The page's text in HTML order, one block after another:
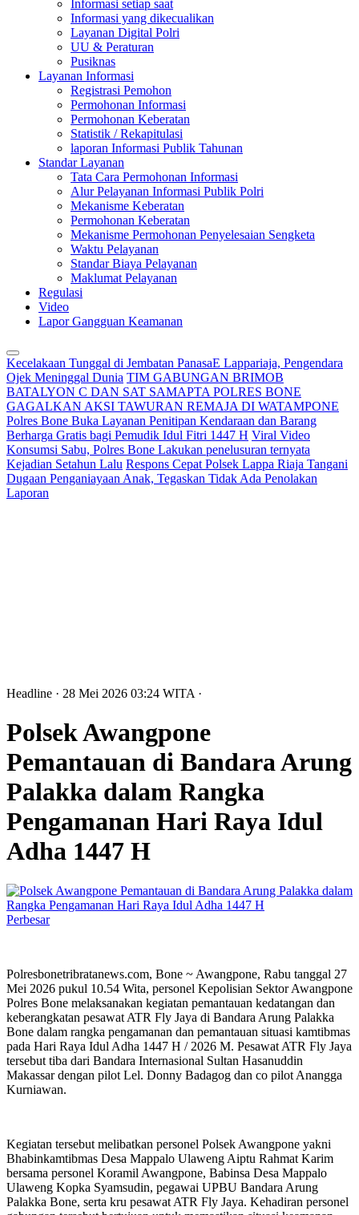
Informasi setiap saat
Informasi yang dikecualikan
Layanan Digital Polri
UU & Peraturan
Pusiknas
Layanan Informasi
Registrasi Pemohon
Permohonan Informasi
Permohonan Keberatan
Statistik / Rekapitulasi
laporan Informasi Publik Tahunan
Standar Layanan
Tata Cara Permohonan Informasi
Alur Pelayanan Informasi Publik Polri
Mekanisme Keberatan
Permohonan Keberatan
Mekanisme Permohonan Penyelesaian Sengketa
Waktu Pelayanan
Standar Biaya Pelayanan
Maklumat Pelayanan
Regulasi
Video
Lapor Gangguan Keamanan
Kecelakaan Tunggal di Jembatan PanasaE Lappariaja, Pengendara
Ojek Meninggal Dunia TIM GABUNGAN BRIMOB
BATALYON C DAN SAT SAMAPTA POLRES BONE
GAGALKAN AKSI TAWURAN REMAJA DI WATAMPONE
Polres Bone Buka Layanan Penitipan Kendaraan dan Barang
Berharga Gratis bagi Pemudik Idul Fitri 1447 H Viral Video
Konsumsi Sabu, Polres Bone Lakukan penelusuran ternyata
Kejadian Setahun Lalu Respons Cepat Polsek Lappa Riaja Tangani
Dugaan Penganiayaan Anak, Tegaskan Tidak Ada Penolakan
Laporan
Headline · 28 Mei 2026 03:24 WITA ·
Polsek Awangpone
Pemantauan di Bandara Arung
Palakka dalam Rangka
Pengamanan Hari Raya Idul
Adha 1447 H
Perbesar
Polresbonetribratanews.com, Bone ~ Awangpone, Rabu tanggal 27
Mei 2026 pukul 10.54 Wita, personel Kepolisian Sektor Awangpone
Polres Bone melaksanakan kegiatan pemantauan kedatangan dan
keberangkatan pesawat ATR Fly Jaya di Bandara Arung Palakka
Bone dalam rangka pengamanan dan pemantauan situasi kamtibmas
pada Hari Raya Idul Adha 1447 H / 2026 M. Pesawat ATR Fly Jaya
tersebut tiba dari Bandara Internasional Sultan Hasanuddin
Makassar dengan pilot Lel. Donny Badagog dan co pilot Anangga
Kurniawan.
Kegiatan tersebut melibatkan personel Polsek Awangpone yakni
Bhabinkamtibmas Desa Mappalo Ulaweng Aiptu Rahmat Karim
bersama personel Koramil Awangpone, Babinsa Desa Mappalo
Ulaweng Kopka Syamsudin, pegawai UPBU Bandara Arung
Palakka Bone, serta kru pesawat ATR Fly Jaya. Kehadiran personel